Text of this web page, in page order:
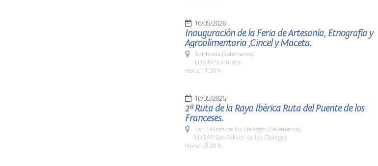
16/05/2026
Inauguración de la Feria de Artesanía, Etnografía y
Agroalimentaria ,Cincel y Maceta.
Sorihuela (Salamanca)
LUGAR Sorihuela
Hora: 11:30 h.
16/05/2026
2ª Ruta de la Raya Ibérica Ruta del Puente de los
Franceses.
San Felices de los Gallegos (Salamanca)
LUGAR San Felices de los Gallegos
Hora: 10:00 h.